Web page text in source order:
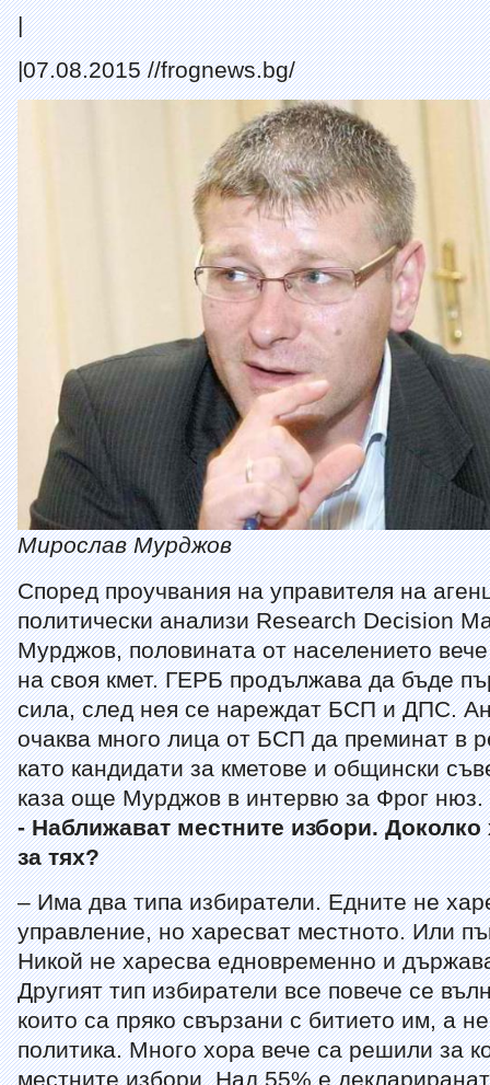
|
|07.08.2015 //frognews.bg/
Мирослав Мурджов
Според проучвания на управителя на
политически анализи Research Decision
Мурджов, половината от населението
на своя кмет. ГЕРБ продължава да бъде
сила, след нея се нареждат БСП и ДПС.
очаква много лица от БСП да преминат в
като кандидати за кметове и общински
каза още Мурджов в интервю за Фрог нюз.
-Наближават местните избори. Доколко
за тях?
– Има два типа избиратели. Едните не
управление, но харесват местното. Или
Никой не харесва eдновременно и
Другият тип избиратели все повече се
които са пряко свързани с битието им, а не
политика. Много хора вече са решили за
местните избори. Над 55% е